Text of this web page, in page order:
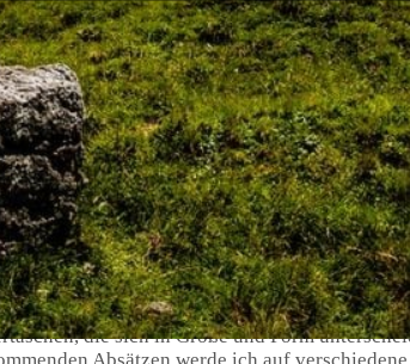
es ist, immer gut ausgerüstet zu sein, um
zur regulären Fahrradausrüstung ist die
teilen und zeigen, warum sie so
Stauraum, sondern sind auch leicht
für Dinge, auf die man schnell und
Touren oder beim Pendeln zur Arbeit
die sich in Größe und Form